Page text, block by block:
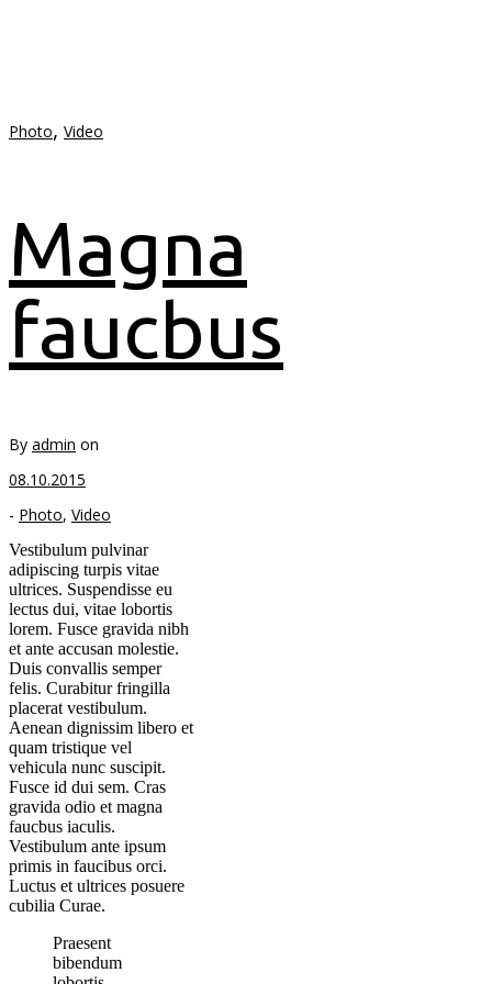
Photo, Video
Magna
faucbus
By admin on
08.10.2015
- Photo, Video
Vestibulum pulvinar
adipiscing turpis vitae
ultrices. Suspendisse eu
lectus dui, vitae lobortis
lorem. Fusce gravida nibh
et ante accusan molestie.
Duis convallis semper
felis. Curabitur fringilla
placerat vestibulum.
Aenean dignissim libero et
quam tristique vel
vehicula nunc suscipit.
Fusce id dui sem. Cras
gravida odio et magna
faucbus iaculis.
Vestibulum ante ipsum
primis in faucibus orci.
Luctus et ultrices posuere
cubilia Curae.
Praesent
bibendum